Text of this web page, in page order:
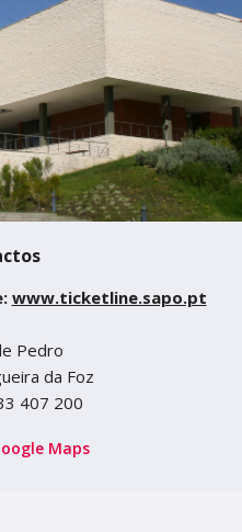
www.ticketline.sapo.pt
Pedro
da Foz
407 200
Maps